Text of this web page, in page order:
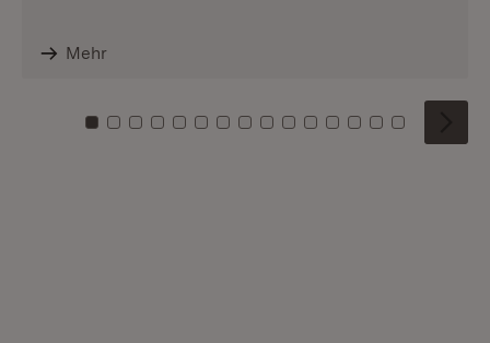
Mehr
Zu Kachel: 0
Zu Kachel: 1
Zu Kachel: 2
Zu Kachel: 3
Zu Kachel: 4
Zu Kachel: 5
Zu Kachel: 6
Zu Kachel: 7
Zu Kachel: 8
Zu Kachel: 9
Zu Kachel: 10
Zu Kachel: 11
Zu Kachel: 12
Zu Kachel:
Zu